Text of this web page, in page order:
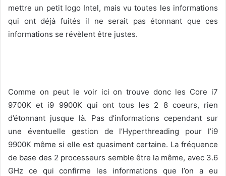
mettre un petit logo Intel, mais vu toutes les informations
qui ont déjà fuités il ne serait pas étonnant que ces
informations se révèlent être justes.
Comme on peut le voir ici on trouve donc les Core i7
9700K et i9 9900K qui ont tous les 2 8 coeurs, rien
d’étonnant jusque là. Pas d’informations cependant sur
une éventuelle gestion de l’Hyperthreading pour l’i9
9900K même si elle est quasiment certaine. La fréquence
de base des 2 processeurs semble être la même, avec 3.6
GHz ce qui confirme les informations que l’on a eu